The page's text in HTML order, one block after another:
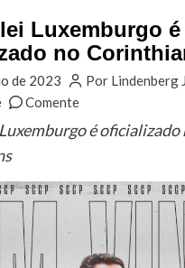
Luxemburgo é
no
de 2023
Por Lindenberg
Comente
é oficializado